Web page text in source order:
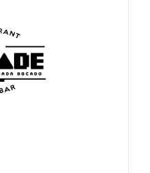
buscaste, está a un start.